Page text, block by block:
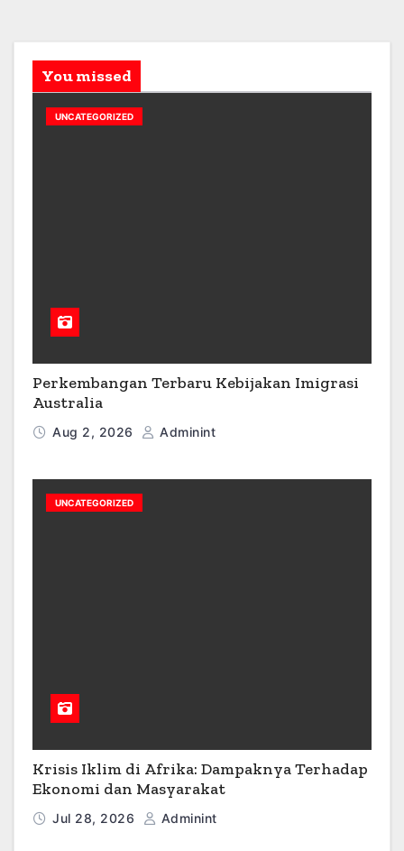
You missed
UNCATEGORIZED
Perkembangan Terbaru Kebijakan Imigrasi
Australia
Aug 2, 2026 Adminint
UNCATEGORIZED
Krisis Iklim di Afrika: Dampaknya Terhadap
Ekonomi dan Masyarakat
Jul 28, 2026 Adminint